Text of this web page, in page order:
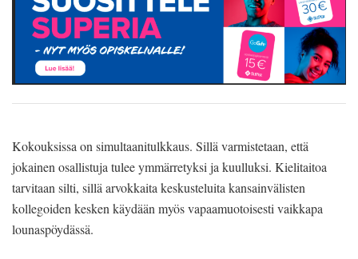
Kokouksissa on simultaanitulkkaus. Sillä varmistetaan, että
jokainen osallistuja tulee ymmärretyksi ja kuulluksi. Kielitaitoa
tarvitaan silti, sillä arvokkaita keskusteluita kansainvälisten
kollegoiden kesken käydään myös vapaamuotoisesti vaikkapa
lounaspöydässä.